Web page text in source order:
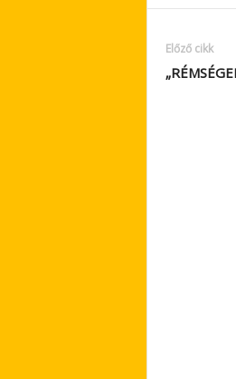
Előző cikk